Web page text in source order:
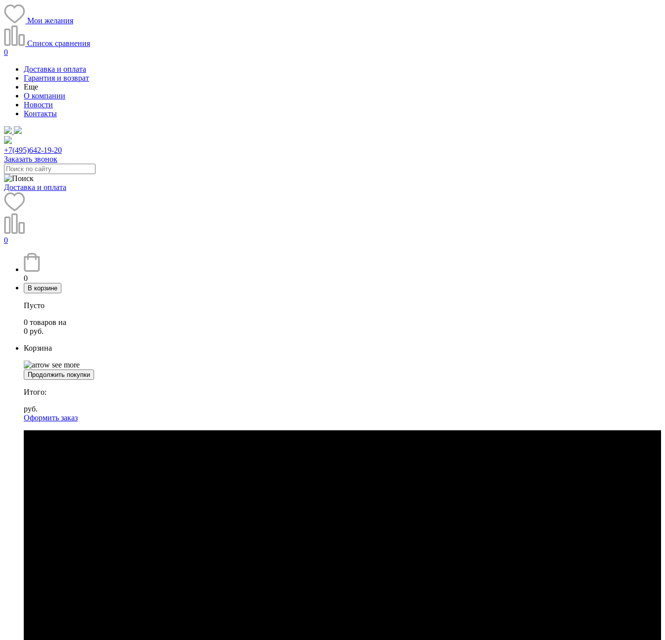
Мои желания
Список сравнения
0
Доставка и оплата
Гарантия и возврат
Еще
О компании
Новости
Контакты
+7(495)642-19-20
Заказать звонок
Доставка и оплата
0
0
В корзине
Пусто
0 товаров на
0 руб.
Корзина
Продолжить покупки
Итого:
руб.
Оформить заказ